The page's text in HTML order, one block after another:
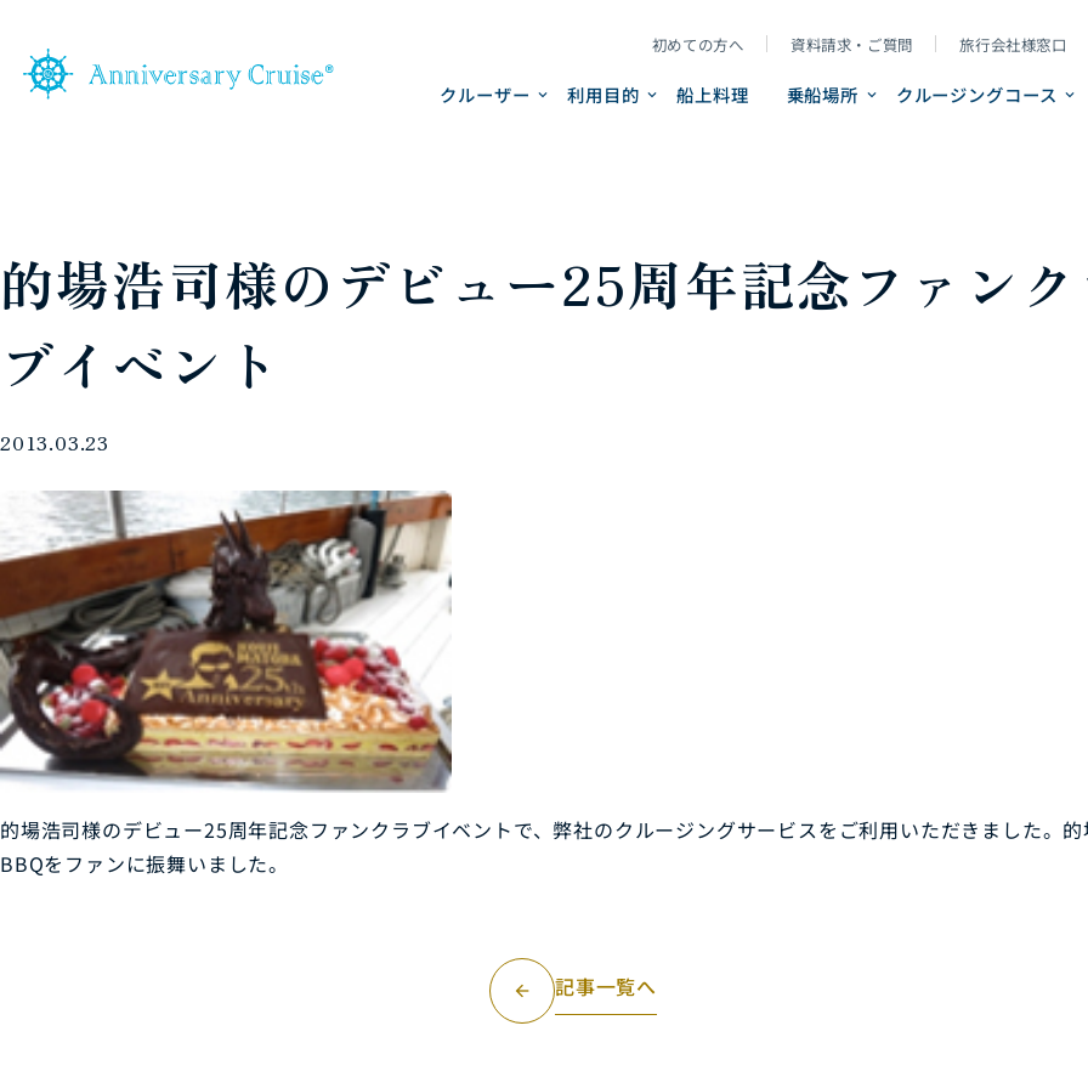
初めての方へ 資料請求・ご質問 旅行会社様窓口
クルーザー 利用目的 船上料理 乗船場所 クルージングコース
的場浩司様のデビュー25周年記念ファン
ブイベント
2013.03.23
的場浩司様のデビュー25周年記念ファンクラブイベントで、弊社のクルージングサービスをご利用いただきました。
BBQをファンに振舞いました。
記事一覧へ
arrow_forward